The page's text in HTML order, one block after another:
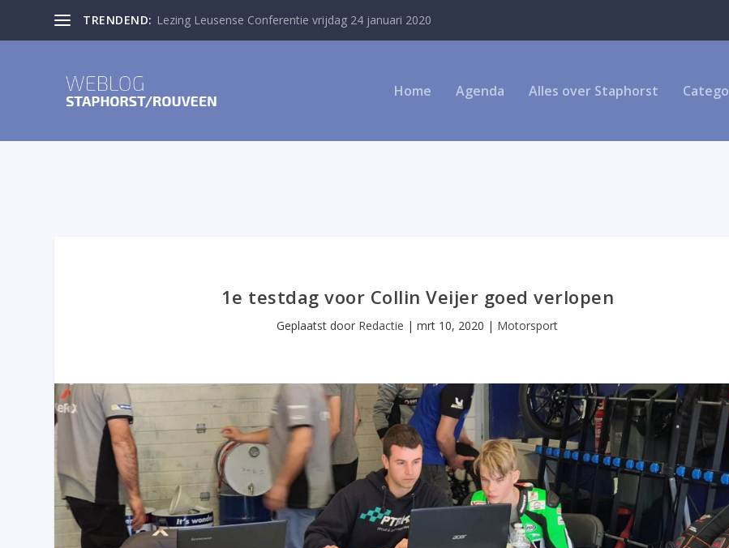
TRENDEND: Lezing Leusense Conferentie vrijdag 24 januari 2020
Home Agenda Alles over Staphorst
1e testdag voor Collin Veijer goed verlopen
Geplaatst door Redactie |mrt 10, 2020 | Motorsport